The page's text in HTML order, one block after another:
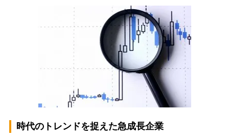
時代のトレンドを捉えた急成長企業